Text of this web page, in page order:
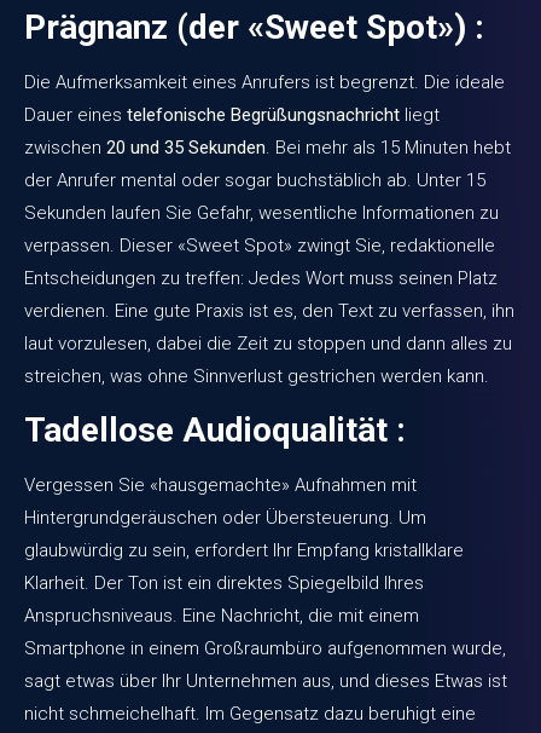
Prägnanz (der «Sweet Spot») :
Die Aufmerksamkeit eines Anrufers ist begrenzt. Die ideale
Dauer eines telefonische Begrüßungsnachricht liegt
zwischen 20 und 35 Sekunden. Bei mehr als 15 Minuten hebt
der Anrufer mental oder sogar buchstäblich ab. Unter 15
Sekunden laufen Sie Gefahr, wesentliche Informationen zu
verpassen. Dieser «Sweet Spot» zwingt Sie, redaktionelle
Entscheidungen zu treffen: Jedes Wort muss seinen Platz
verdienen. Eine gute Praxis ist es, den Text zu verfassen, ihn
laut vorzulesen, dabei die Zeit zu stoppen und dann alles zu
streichen, was ohne Sinnverlust gestrichen werden kann.
Tadellose Audioqualität :
Vergessen Sie «hausgemachte» Aufnahmen mit
Hintergrundgeräuschen oder Übersteuerung. Um
glaubwürdig zu sein, erfordert Ihr Empfang kristallklare
Klarheit. Der Ton ist ein direktes Spiegelbild Ihres
Anspruchsniveaus. Eine Nachricht, die mit einem
Smartphone in einem Großraumbüro aufgenommen wurde,
sagt etwas über Ihr Unternehmen aus, und dieses Etwas ist
nicht schmeichelhaft. Im Gegensatz dazu beruhigt eine